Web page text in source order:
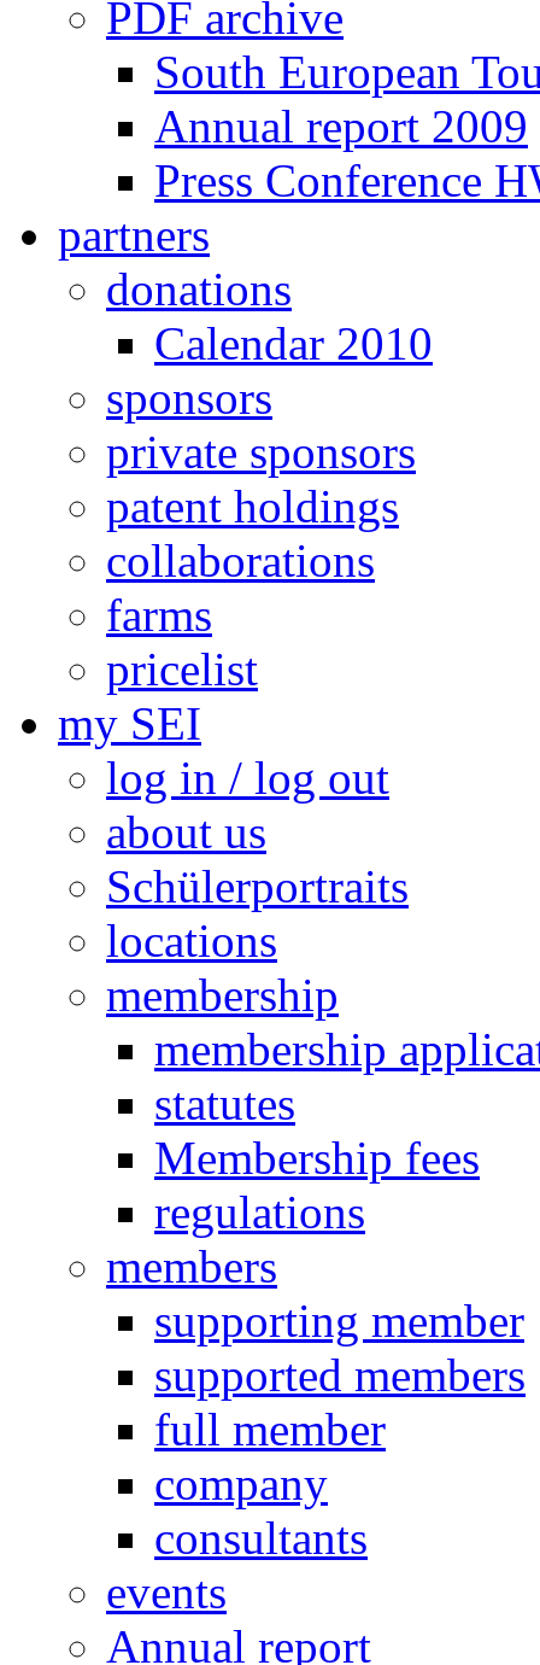
PDF archive
South European
Annual report 2009
Press Conference
partners
donations
Calendar 2010
sponsors
private sponsors
patent holdings
collaborations
farms
pricelist
my SEI
log in / log out
about us
Schülerportraits
locations
membership
membership
statutes
Membership fees
regulations
members
supporting member
supported members
full member
company
consultants
events
Annual report